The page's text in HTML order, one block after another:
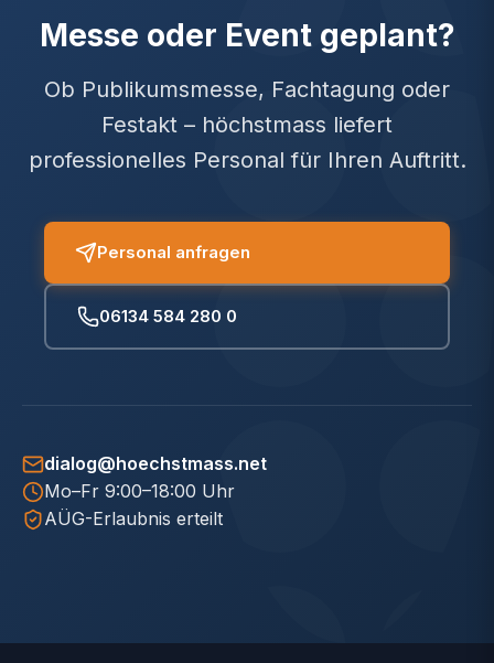
Messe oder Event geplant?
Ob Publikumsmesse, Fachtagung oder
Festakt – höchstmass liefert
professionelles Personal für Ihren Auftritt.
Personal anfragen
06134 584 280 0
dialog@hoechstmass.net
Mo–Fr 9:00–18:00 Uhr
AÜG-Erlaubnis erteilt